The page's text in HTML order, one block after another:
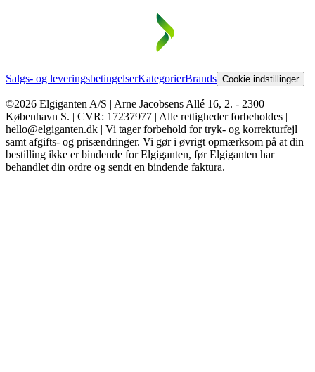
Salgs- og leveringsbetingelserKategorierBrands Cookie indstillinger
©2026 Elgiganten A/S | Arne Jacobsens Allé 16, 2. - 2300
København S. | CVR: 17237977 | Alle rettigheder forbeholdes |
hello@elgiganten.dk | Vi tager forbehold for tryk- og korrekturfejl
samt afgifts- og prisændringer. Vi gør i øvrigt opmærksom på at din
bestilling ikke er bindende for Elgiganten, før Elgiganten har
behandlet din ordre og sendt en bindende faktura.